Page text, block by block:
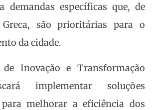
demandas específicas que, de
são prioritárias para o
da cidade.
Inovação e Transformação
implementar soluções
melhorar a eficiência dos